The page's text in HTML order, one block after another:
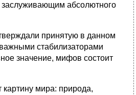
абсолютного
принятую в данном
стабилизаторами
значение, мифов состоит
мира: природа,